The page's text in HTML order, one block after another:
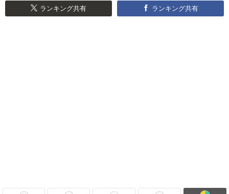
ランキング共有 ランキング共有